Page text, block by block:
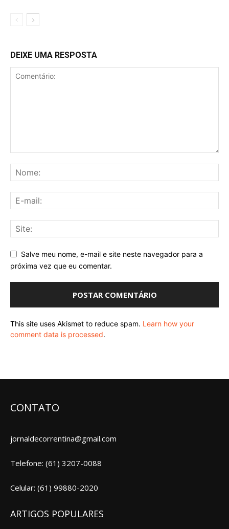
DEIXE UMA RESPOSTA
Salve meu nome, e-mail e site neste navegador para a
próxima vez que eu comentar.
This site uses Akismet to reduce spam. Learn how your
comment data is processed.
CONTATO
jornaldecorrentina@gmail.com
Telefone: (61) 3207-0088
Celular: (61) 99880-2020
ARTIGOS POPULARES